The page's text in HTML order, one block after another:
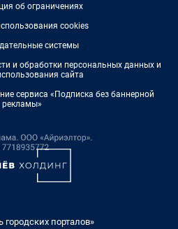
об ограничениях
cookies
системы
и обработки персональных данных и
сайта
сервиса «Подписка без баннерной
рекламы»
порталов»